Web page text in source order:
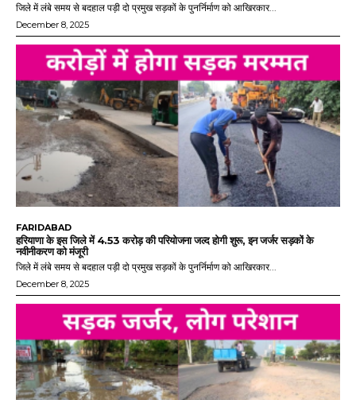
जिले में लंबे समय से बदहाल पड़ी दो प्रमुख सड़कों के पुनर्निर्माण को आखिरकार...
December 8, 2025
FARIDABAD
हरियाणा के इस जिले में 4.53 करोड़ की परियोजना जल्द होगी शुरू, इन जर्जर सड़कों के
नवीनीकरण को मंजूरी
जिले में लंबे समय से बदहाल पड़ी दो प्रमुख सड़कों के पुनर्निर्माण को आखिरकार...
December 8, 2025